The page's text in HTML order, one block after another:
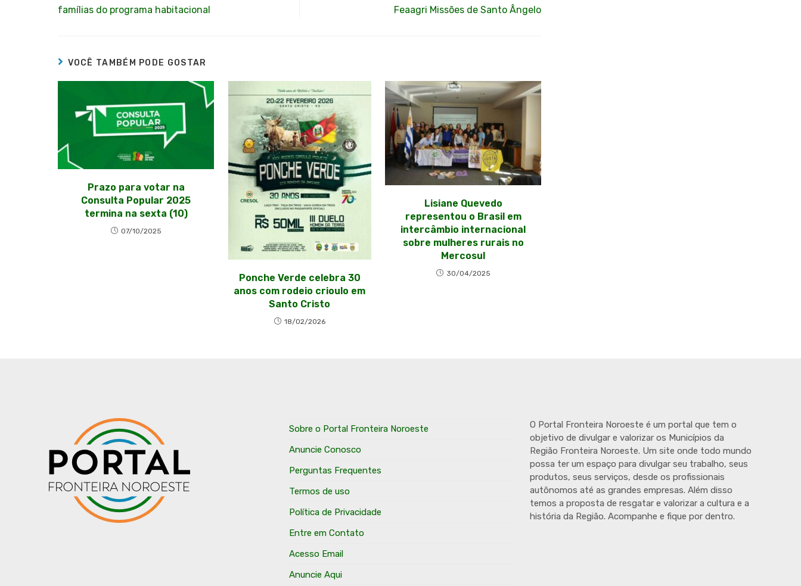
famílias do programa habitacional
Feaagri Missões de Santo Ângelo
VOCÊ TAMBÉM PODE GOSTAR
Prazo para votar na
Consulta Popular 2025
termina na sexta (10)
07/10/2025
Ponche Verde celebra 30
anos com rodeio crioulo em
Santo Cristo
18/02/2026
Lisiane Quevedo
representou o Brasil em
intercâmbio internacional
sobre mulheres rurais no
Mercosul
30/04/2025
Sobre o Portal Fronteira Noroeste
Anuncie Conosco
Perguntas Frequentes
Termos de uso
Política de Privacidade
Entre em Contato
Acesso Email
Anuncie Aqui
O Portal Fronteira Noroeste é um portal que tem o
objetivo de divulgar e valorizar os Municípios da
Região Fronteira Noroeste. Um site onde todo mundo
possa ter um espaço para divulgar seu trabalho, seus
produtos, seus serviços, desde os profissionais
autônomos até as grandes empresas. Além disso
temos a proposta de resgatar e valorizar a cultura e a
história da Região. Acompanhe e fique por dentro.